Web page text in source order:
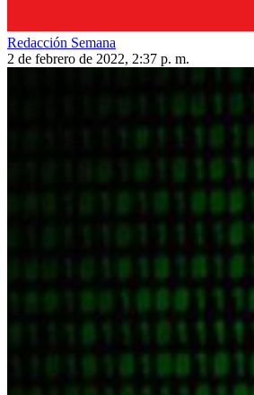
Redacción Semana
2 de febrero de 2022, 2:37 p. m.